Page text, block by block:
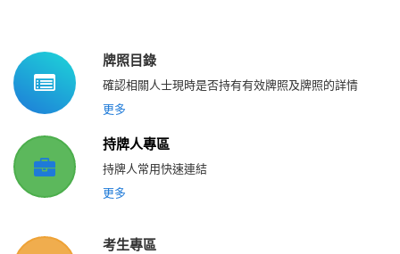
牌照目錄
確認相關人士現時是否持有有效牌照及牌照的詳情
更多
持牌人專區
持牌人常用快速連結
更多
考生專區